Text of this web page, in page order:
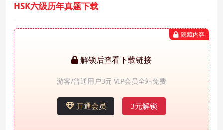
HSK六级历年真题下载
隐藏内容
解锁后查看下载链接
游客/普通用户3元 VIP会员全站免费
开通会员 3元解锁